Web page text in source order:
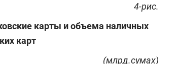
4-рис.
карты и объема наличных
карт
(млрд.сумах)